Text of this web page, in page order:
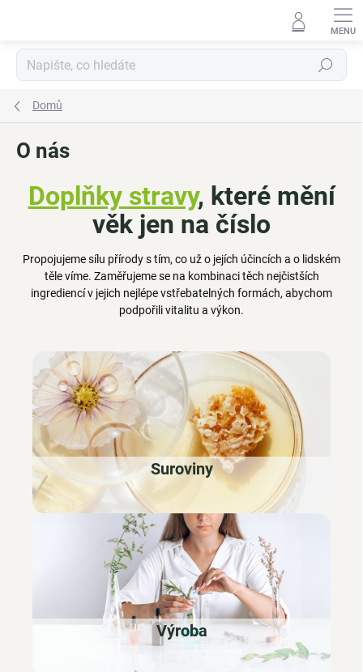
Hledat
Domů
O nás
Doplňky stravy, které mění
věk jen na číslo
Propojujeme sílu přírody s tím, co už o jejích účincích a o lidském
těle víme. Zaměřujeme se na kombinaci těch nejčistších
ingrediencí v jejich nejlépe vstřebatelných formách, abychom
podpořili vitalitu a výkon.
Suroviny
Výroba